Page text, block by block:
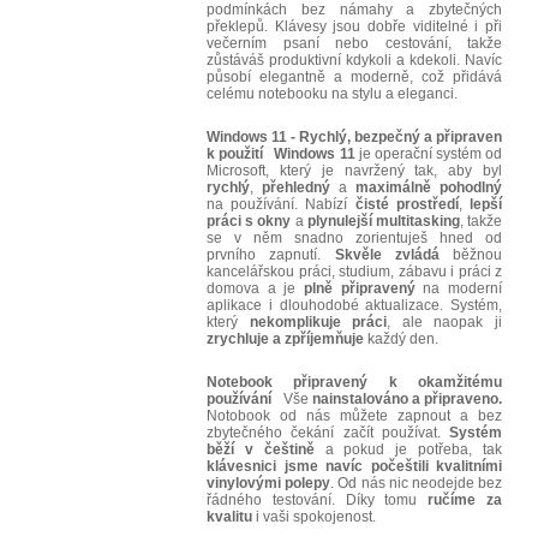
podmínkách bez námahy a zbytečných
překlepů. Klávesy jsou dobře viditelné i při
večerním psaní nebo cestování, takže
zůstáváš produktivní kdykoli a kdekoli. Navíc
působí elegantně a moderně, což přidává
celému notebooku na stylu a eleganci.
Windows 11 - Rychlý, bezpečný a připraven
k použití
Windows 11je operační systém od
Microsoft, který je navržený tak, aby byl
rychlý, přehledný a maximálně pohodlný
na používání. Nabízí čisté prostředí,
lepší
práci s okny a plynulejší multitasking, takže
se v něm snadno zorientuješ hned od
prvního zapnutí. Skvěle zvládáběžnou
kancelářskou práci, studium, zábavu i práci z
domova a je plně připravenýna moderní
aplikace i dlouhodobé aktualizace. Systém,
který nekomplikuje práci, ale naopak ji
zrychluje a zpříjemňuje každý den.
Notebook připravený k okamžitému
používání Vše nainstalováno a připraveno.
Notobook od nás můžete zapnout a bez
zbytečného čekání začít používat. Systém
běží v češtiněa pokud je potřeba, tak
klávesnici jsme navíc počeštili kvalitními
vinylovými polepy. Od nás nic neodejde bez
řádného testování. Díky tomuručíme za
kvalitu i vaši spokojenost.